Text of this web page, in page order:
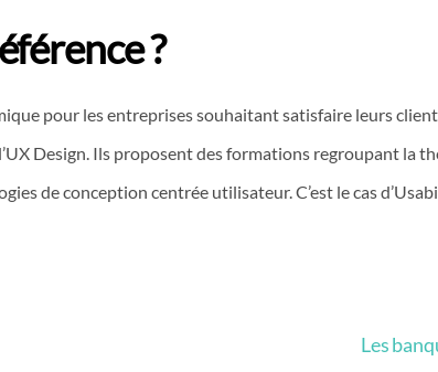
?
pour les entreprises souhaitant satisfaire leurs
Design. Ils proposent des formations regroupant la
de conception centrée utilisateur. C’est le cas
Les